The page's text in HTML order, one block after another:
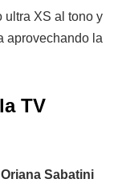
ultra XS al tono y
aprovechando la
TV
Oriana Sabatini